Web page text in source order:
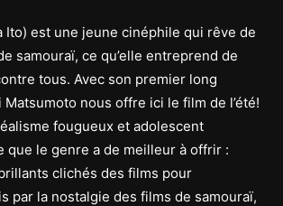
Ito) est une jeune cinéphile qui rêve de
samouraï, ce qu’elle entreprend de
tous. Avec son premier long
Matsumoto nous offre ici le film de l’été!
fougueux et adolescent
que le genre a de meilleur à offrir :
clichés des films pour
par la nostalgie des films de samouraï,